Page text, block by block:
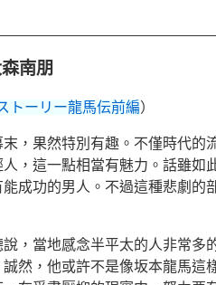
南朋
トーリー龍馬伝前編）
，果然特別有趣。不僅時代的
，這一點相當有魅力。話雖如
成功的男人。不過這種悲劇的
，當地感念半平太的人非常多
然，他或許不是像坂本龍馬這